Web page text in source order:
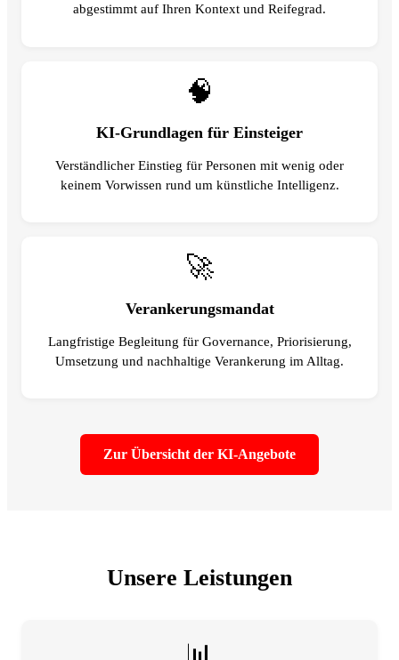
abgestimmt auf Ihren Kontext und Reifegrad.
🧠
KI-Grundlagen für Einsteiger
Verständlicher Einstieg für Personen mit wenig oder
keinem Vorwissen rund um künstliche Intelligenz.
🚀
Verankerungsmandat
Langfristige Begleitung für Governance, Priorisierung,
Umsetzung und nachhaltige Verankerung im Alltag.
Zur Übersicht der KI-Angebote
Unsere Leistungen